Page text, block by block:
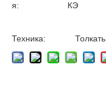
я:
КЭ
Техника: Толкать